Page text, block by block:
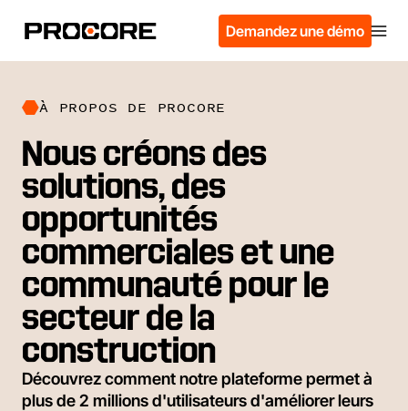
Demandez une démo
À PROPOS DE PROCORE
Nous créons des
solutions, des
opportunités
commerciales et une
communauté pour le
secteur de la
construction
Découvrez comment notre plateforme permet à
plus de 2 millions d'utilisateurs d'améliorer leurs